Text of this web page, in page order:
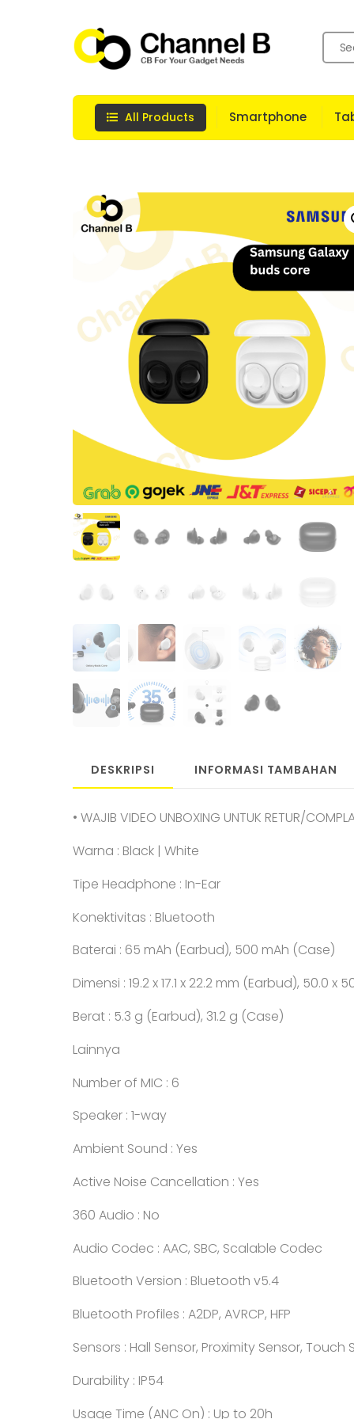
All Products Smartphone
DESKRIPSI INFORMASI TAMBAHAN
• WAJIB VIDEO UNBOXING UNTUK RETUR/
Warna : Black | White
Tipe Headphone : In-Ear
Konektivitas : Bluetooth
Baterai : 65 mAh (Earbud), 500 mAh (Case)
Dimensi : 19.2 x 17.1 x 22.2 mm (Earbud), 50.0 x
Berat : 5.3 g (Earbud), 31.2 g (Case)
Lainnya
Number of MIC : 6
Speaker : 1-way
Ambient Sound : Yes
Active Noise Cancellation : Yes
360 Audio : No
Audio Codec : AAC, SBC, Scalable Codec
Bluetooth Version : Bluetooth v5.4
Bluetooth Profiles : A2DP, AVRCP, HFP
Sensors : Hall Sensor, Proximity Sensor, Touch
Durability : IP54
Usage Time (ANC On) : Up to 20h